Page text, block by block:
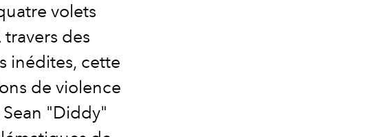
volets
des
inédites, cette
de violence
"Diddy"